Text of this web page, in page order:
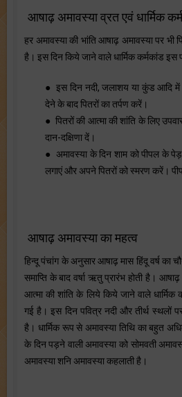
आषाढ़ अमावस्या व्रत एवं धार्मिक कर्म
हर अमावस्या की भांति आषाढ़ अमावस्या पर भी
है। इस दिन किये जाने वाले धार्मिक कर्मकांड इस
● इस दिन नदी, जलाशय या कुंड आदि में
देने के बाद पितरों का तर्पण करें।
● पितरों की आत्मा की शांति के लिए
दान-दक्षिणा दें।
● अमावस्या के दिन शाम को पीपल के
लगाएं और अपने पितरों को स्मरण करें।
आषाढ़ अमावस्या का महत्व
हिन्दू पंचांग के अनुसार आषाढ़ मास हिंदू वर्ष का
समाप्ति के बाद वर्षा ऋतु प्रारंभ होती है।
आत्मा की शांति के लिये किये जाने वाले धार्मिक
गई है। इस दिन पवित्र नदी और तीर्थ स्थलों
है। धार्मिक रूप से अमावस्या तिथि का बहुत
के दिन पड़ने वाली अमावस्या को सोमवती
अमावस्या शनि अमावस्या कहलाती है।